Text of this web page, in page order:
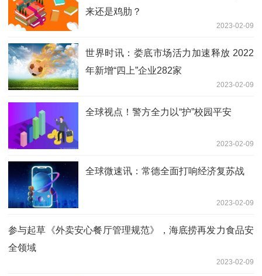
来还是鸡肋？
2023-02-09
世界时讯：娄底市场活力加速释放 2022
年新增“四上”企业282家
2023-02-09
全球视点！警方全力以“护”校园平安
2023-02-09
全球微速讯：常德全面打响经济复苏战
2023-02-09
参与起草《外卖安心餐厅管理规范》，海底捞再发力食品安
全领域
2023-02-09